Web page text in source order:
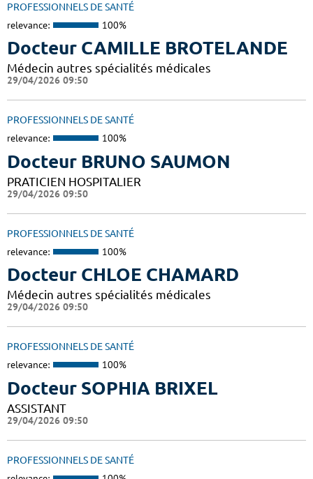
PROFESSIONNELS DE SANTÉ
relevance: 100%
Docteur CAMILLE BROTELANDE
Médecin autres spécialités médicales
29/04/2026 09:50
PROFESSIONNELS DE SANTÉ
relevance: 100%
Docteur BRUNO SAUMON
PRATICIEN HOSPITALIER
29/04/2026 09:50
PROFESSIONNELS DE SANTÉ
relevance: 100%
Docteur CHLOE CHAMARD
Médecin autres spécialités médicales
29/04/2026 09:50
PROFESSIONNELS DE SANTÉ
relevance: 100%
Docteur SOPHIA BRIXEL
ASSISTANT
29/04/2026 09:50
PROFESSIONNELS DE SANTÉ